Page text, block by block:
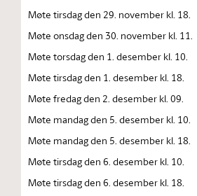
Møte tirsdag den 29. november kl. 18.
Møte onsdag den 30. november kl. 11.
Møte torsdag den 1. desember kl. 10.
Møte tirsdag den 1. desember kl. 18.
Møte fredag den 2. desember kl. 09.
Møte mandag den 5. desember kl. 10.
Møte mandag den 5. desember kl. 18.
Møte tirsdag den 6. desember kl. 10.
Møte tirsdag den 6. desember kl. 18.